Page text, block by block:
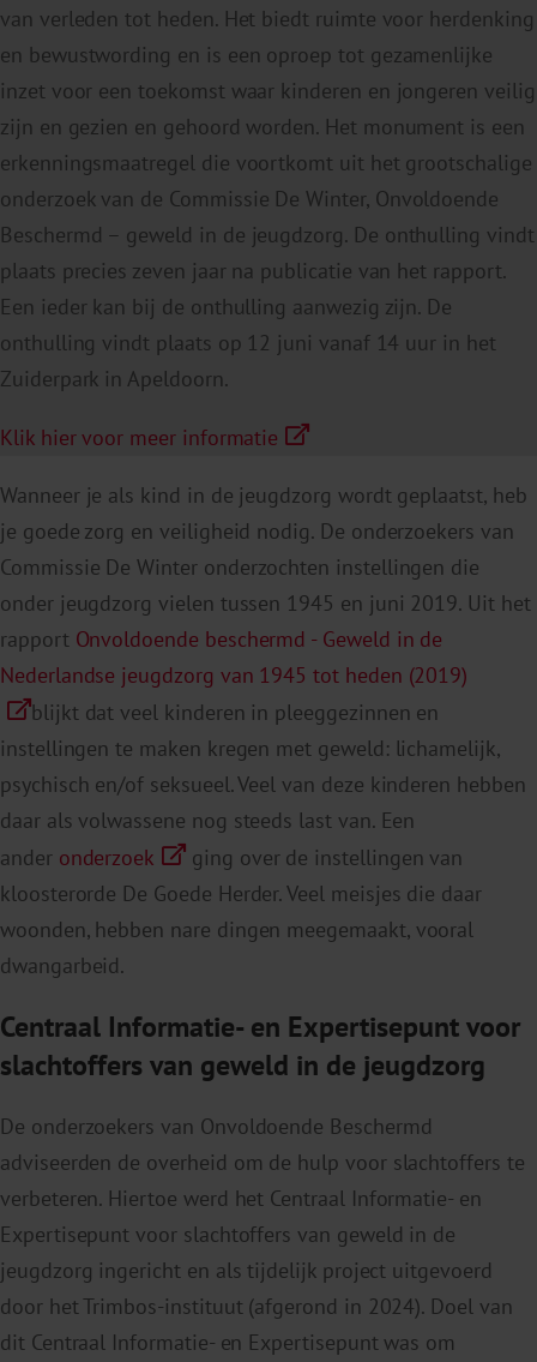
van verleden tot heden. Het biedt ruimte voor herdenking
en bewustwording en is een oproep tot gezamenlijke
inzet voor een toekomst waar kinderen en jongeren veilig
zijn en gezien en gehoord worden. Het monument is een
erkenningsmaatregel die voortkomt uit het grootschalige
onderzoek van de Commissie De Winter, Onvoldoende
Beschermd – geweld in de jeugdzorg. De onthulling vindt
plaats precies zeven jaar na publicatie van het rapport.
Een ieder kan bij de onthulling aanwezig zijn. De
onthulling vindt plaats op 12 juni vanaf 14 uur in het
Zuiderpark in Apeldoorn.
Klik hier voor meer informatie
Wanneer je als kind in de jeugdzorg wordt geplaatst, heb
je goede zorg en veiligheid nodig. De onderzoekers van
Commissie De Winter onderzochten instellingen die
onder jeugdzorg vielen tussen 1945 en juni 2019. Uit het
rapport Onvoldoende beschermd - Geweld in de
Nederlandse jeugdzorg van 1945 tot heden (2019)
blijkt dat veel kinderen in pleeggezinnen en
instellingen te maken kregen met geweld: lichamelijk,
psychisch en/of seksueel. Veel van deze kinderen hebben
daar als volwassene nog steeds last van. Een
ander onderzoek
ging over de instellingen van
kloosterorde De Goede Herder. Veel meisjes die daar
woonden, hebben nare dingen meegemaakt, vooral
dwangarbeid.
Centraal Informatie- en Expertisepunt voor
slachtoffers van geweld in de jeugdzorg
De onderzoekers van Onvoldoende Beschermd
adviseerden de overheid om de hulp voor slachtoffers te
verbeteren. Hiertoe werd het Centraal Informatie- en
Expertisepunt voor slachtoffers van geweld in de
jeugdzorg ingericht en als tijdelijk project uitgevoerd
door het Trimbos-instituut (afgerond in 2024). Doel van
dit Centraal Informatie- en Expertisepunt was om